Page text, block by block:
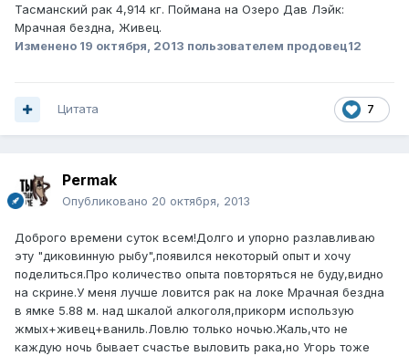
Тасманский рак 4,914 кг. Поймана на Озеро Дав Лэйк:
Мрачная бездна, Живец.
Изменено 19 октября, 2013 пользователем продовец12
7
Цитата
Permak
Опубликовано 20 октября, 2013
Доброго времени суток всем!Долго и упорно разлавливаю
эту "диковинную рыбу",появился некоторый опыт и хочу
поделиться.Про количество опыта повторяться не буду,видно
на скрине.У меня лучше ловится рак на локе Мрачная бездна
в ямке 5.88 м. над шкалой алкоголя,прикорм использую
жмых+живец+ваниль.Ловлю только ночью.Жаль,что не
каждую ночь бывает счастье выловить рака,но Угорь тоже